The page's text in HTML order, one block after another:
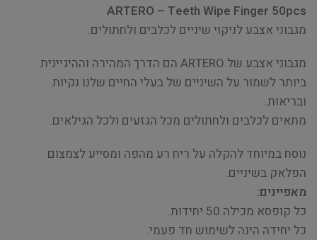
ARTERO – Teeth Wipe Finger 50pcs
מגבוני אצבע לניקוי שיניים לכלבים ולחתולים.
מגבוני אצבע של ARTERO הם הדרך המהירה וההיגיינית
ביותר לשמור על השיניים של בעלי החיים שלנו נקיות
ובריאות.
מתאים לכלבים ולחתולים מכל הגזעים ולכל הגילאים.
נוסח במיוחד להקלה על ריח רע מהפה ומסייע לצמצום
הפלאק בשיניים.
מאפיינים:
כל קופסא מכילה 50 יחידות.
כל יחידה הינה לשימוש חד פעמי.